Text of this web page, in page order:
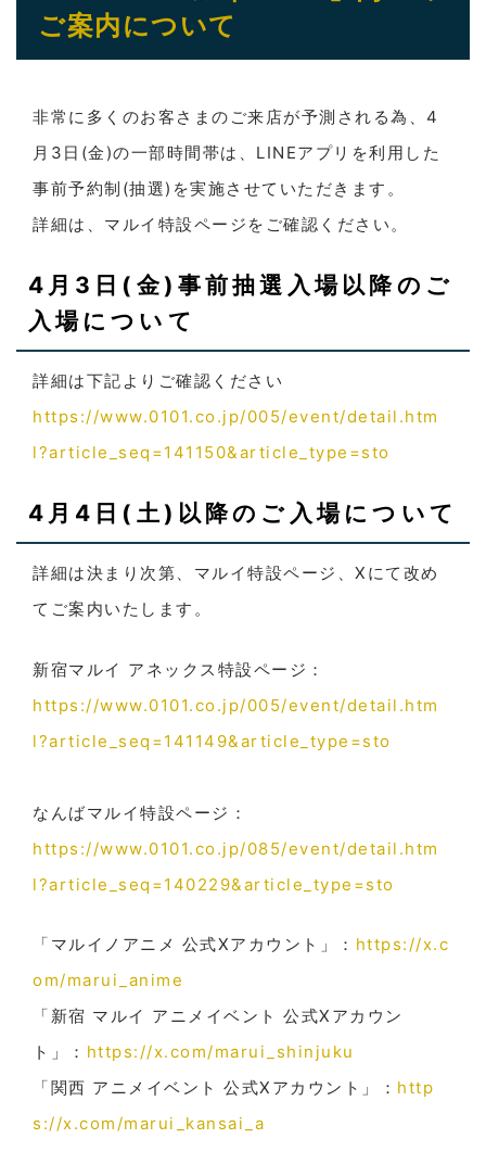
ご案内について
非常に多くのお客さまのご来店が予測される為、4
月3日(金)の一部時間帯は、LINEアプリを利用した
事前予約制(抽選)を実施させていただきます。
詳細は、マルイ特設ページをご確認ください。
4月3日(金)事前抽選入場以降のご
入場について
詳細は下記よりご確認ください
https://www.0101.co.jp/005/event/detail.htm
l?article_seq=141150&article_type=sto
4月4日(土)以降のご入場について
詳細は決まり次第、マルイ特設ページ、Xにて改め
てご案内いたします。
新宿マルイ アネックス特設ページ：
https://www.0101.co.jp/005/event/detail.htm
l?article_seq=141149&article_type=sto
なんばマルイ特設ページ：
https://www.0101.co.jp/085/event/detail.htm
l?article_seq=140229&article_type=sto
「マルイノアニメ 公式Xアカウント」： https://x.c
om/marui_anime
「新宿 マルイ アニメイベント 公式Xアカウン
ト」： https://x.com/marui_shinjuku
「関西 アニメイベント 公式Xアカウント」： http
s://x.com/marui_kansai_a